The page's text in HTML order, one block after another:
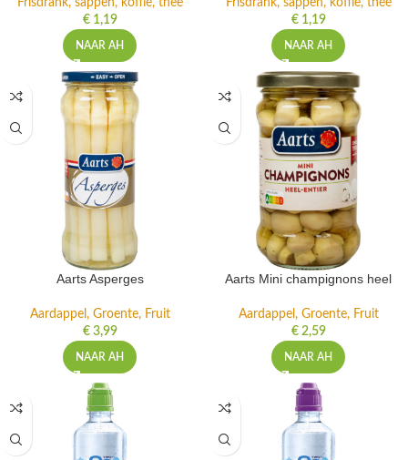
Frisdrank, sappen, koffie, thee
€1,19
NAAR AH
Frisdrank, sappen, koffie, thee
€1,19
NAAR AH
Aarts Asperges
Aardappel, Groente, Fruit
€3,99
NAAR AH
Aarts Mini champignons heel
Aardappel, Groente, Fruit
€2,59
NAAR AH